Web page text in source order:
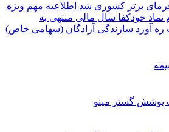
آورد سازندگی آزادگان (سهامی خاص)
گستر مینو
برتر کشوری شد اطلاعیه مهم ویژه
خودکفا سال مالی منتهی به